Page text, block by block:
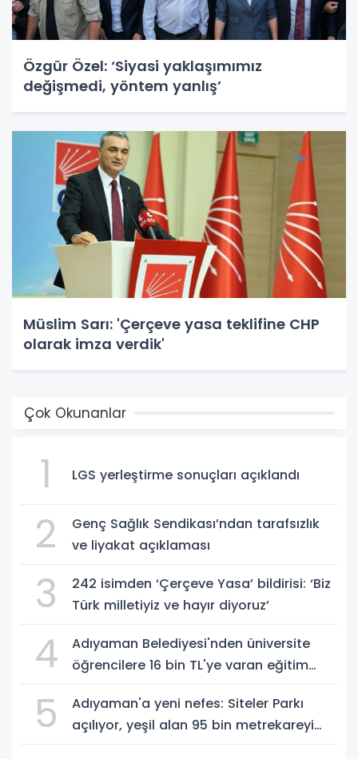
Özgür Özel: ‘Siyasi yaklaşımımız
değişmedi, yöntem yanlış’
Müslim Sarı: 'Çerçeve yasa teklifine CHP
olarak imza verdik'
Çok Okunanlar
1 LGS yerleştirme sonuçları açıklandı
2
Genç Sağlık Sendikası’ndan tarafsızlık
ve liyakat açıklaması
3
242 isimden ‘Çerçeve Yasa’ bildirisi: ‘Biz
Türk milletiyiz ve hayır diyoruz’
4
Adıyaman Belediyesi'nden üniversite
öğrencilere 16 bin TL'ye varan eğitim
5
Adıyaman'a yeni nefes: Siteler Parkı
açılıyor, yeşil alan 95 bin metrekareyi